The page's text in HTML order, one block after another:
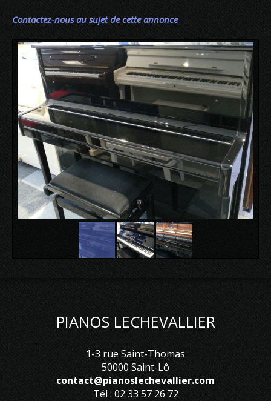
Contactez-nous au sujet de cette annonce
PIANOS LECHEVALLIER
1-3 rue Saint-Thomas
50000 Saint-Lô
contact@pianoslechevallier.com
Tél : 02 33 57 26 72